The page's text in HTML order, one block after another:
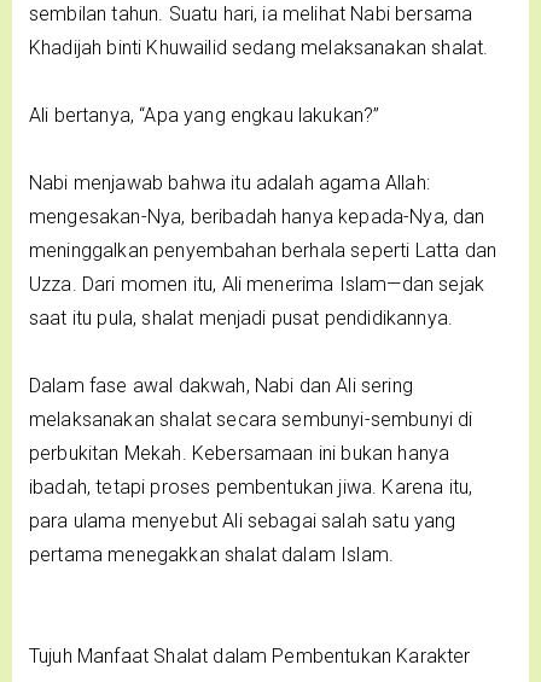
sembilan tahun. Suatu hari, ia melihat Nabi bersama
Khadijah binti Khuwailid sedang melaksanakan shalat.
Ali bertanya, “Apa yang engkau lakukan?”
Nabi menjawab bahwa itu adalah agama Allah:
mengesakan-Nya, beribadah hanya kepada-Nya, dan
meninggalkan penyembahan berhala seperti Latta dan
Uzza. Dari momen itu, Ali menerima Islam—dan sejak
saat itu pula, shalat menjadi pusat pendidikannya.
Dalam fase awal dakwah, Nabi dan Ali sering
melaksanakan shalat secara sembunyi-sembunyi di
perbukitan Mekah. Kebersamaan ini bukan hanya
ibadah, tetapi proses pembentukan jiwa. Karena itu,
para ulama menyebut Ali sebagai salah satu yang
pertama menegakkan shalat dalam Islam.
Tujuh Manfaat Shalat dalam Pembentukan Karakter